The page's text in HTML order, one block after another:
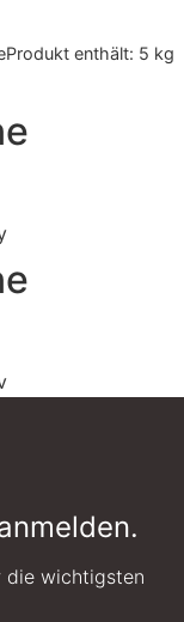
Produkt enthält: 5 kg
die wichtigsten